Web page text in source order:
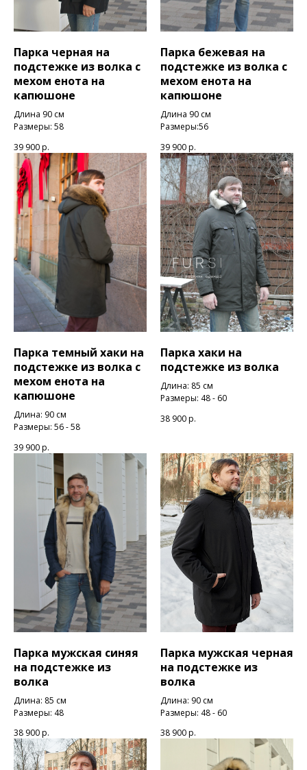
Парка черная на
подстежке из волка с
мехом енота на
капюшоне
Длина 90 см
Размеры: 58
39 900р.
Парка бежевая на
подстежке из волка с
мехом енота на
капюшоне
Длина 90 см
Размеры:56
39 900р.
Парка темный хаки на
подстежке из волка с
мехом енота на
капюшоне
Длина: 90 см
Размеры: 56 - 58
39 900р.
Парка хаки на
подстежке из волка
Длина: 85 см
Размеры: 48 - 60
38 900р.
Парка мужская синяя
на подстежке из
волка
Длина: 85 см
Размеры: 48
38 900р.
Парка мужская черная
на подстежке из
волка
Длина: 90 см
Размеры: 48 - 60
38 900р.